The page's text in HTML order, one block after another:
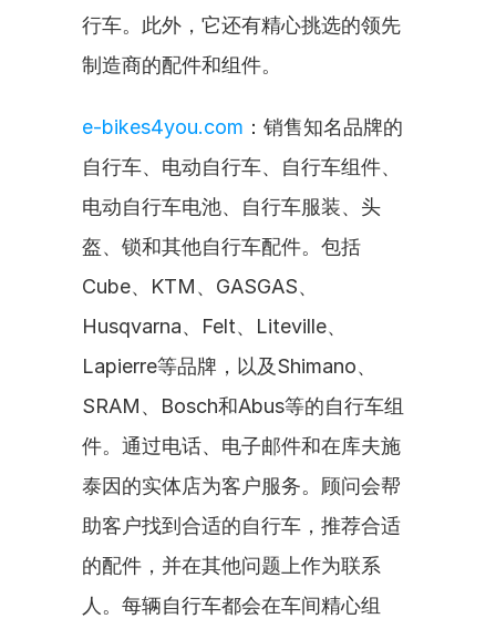
行车。此外，它还有精心挑选的领先
制造商的配件和组件。
e-bikes4you.com ：销售知名品牌的
自行车、电动自行车、自行车组件、
电动自行车电池、自行车服装、头
盔、锁和其他自行车配件。包括
Cube、KTM、GASGAS、
Husqvarna、Felt、Liteville、
Lapierre等品牌，以及Shimano、
SRAM、Bosch和Abus等的自行车组
件。通过电话、电子邮件和在库夫施
泰因的实体店为客户服务。顾问会帮
助客户找到合适的自行车，推荐合适
的配件，并在其他问题上作为联系
人。每辆自行车都会在车间精心组